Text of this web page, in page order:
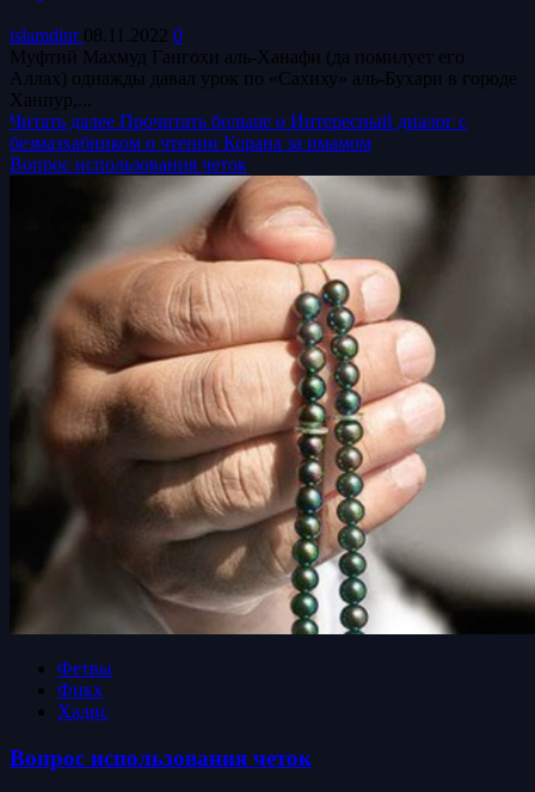
islamdinr 08.11.2022 0
Муфтий Махмуд Гангохи аль-Ханафи (да помилует его
Аллах) однажды давал урок по «Сахиху» аль-Бухари в городе
Ханпур,...
Читать далее Прочитать больше о Интересный диалог с
безмазхабником о чтении Корана за имамом
Вопрос использования четок
Фетвы
Фикх
Хадис
Вопрос использования четок